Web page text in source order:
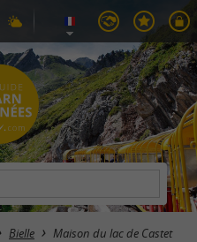
Bielle Maison du lac de Castet